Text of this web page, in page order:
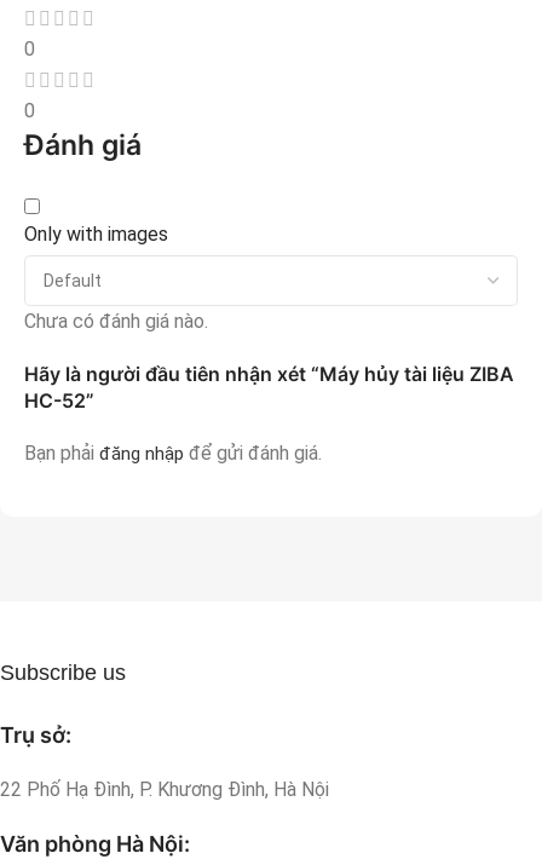
0
0
Đánh giá
Only with images
Chưa có đánh giá nào.
Hãy là người đầu tiên nhận xét “Máy hủy tài liệu ZIBA
HC-52”
Bạn phải đăng nhập để gửi đánh giá.
Subscribe us
Trụ sở:
22 Phố Hạ Đình, P. Khương Đình, Hà Nội
Văn phòng Hà Nội: